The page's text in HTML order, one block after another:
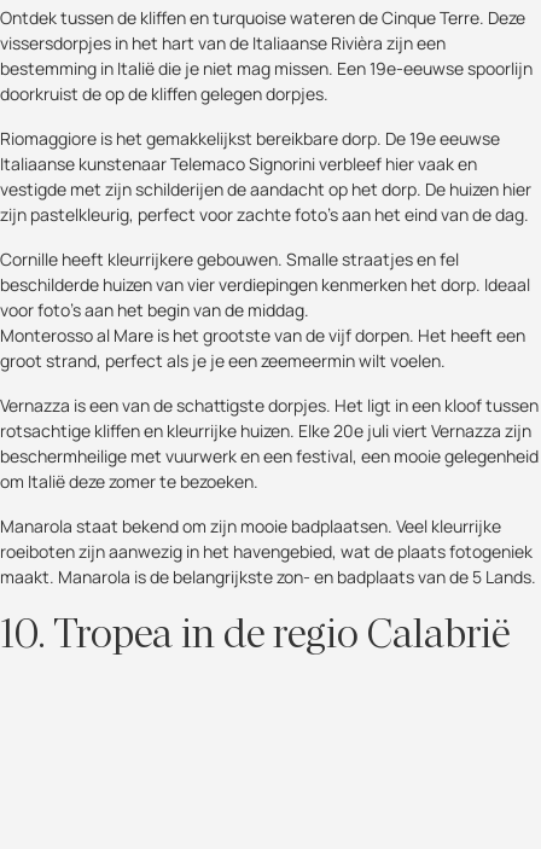
Ontdek tussen de kliffen en turquoise wateren de Cinque Terre. Deze
vissersdorpjes in het hart van de Italiaanse Rivièra zijn een
bestemming in Italië die je niet mag missen. Een 19e-eeuwse spoorlijn
doorkruist de op de kliffen gelegen dorpjes.
Riomaggiore is het gemakkelijkst bereikbare dorp. De 19e eeuwse
Italiaanse kunstenaar Telemaco Signorini verbleef hier vaak en
vestigde met zijn schilderijen de aandacht op het dorp. De huizen hier
zijn pastelkleurig, perfect voor zachte foto's aan het eind van de dag.
Cornille heeft kleurrijkere gebouwen. Smalle straatjes en fel
beschilderde huizen van vier verdiepingen kenmerken het dorp. Ideaal
voor foto's aan het begin van de middag.
Monterosso al Mare is het grootste van de vijf dorpen. Het heeft een
groot strand, perfect als je je een zeemeermin wilt voelen.
Vernazza is een van de schattigste dorpjes. Het ligt in een kloof tussen
rotsachtige kliffen en kleurrijke huizen. Elke 20e juli viert Vernazza zijn
beschermheilige met vuurwerk en een festival, een mooie gelegenheid
om Italië deze zomer te bezoeken.
Manarola staat bekend om zijn mooie badplaatsen. Veel kleurrijke
roeiboten zijn aanwezig in het havengebied, wat de plaats fotogeniek
maakt. Manarola is de belangrijkste zon- en badplaats van de 5 Lands.
10. Tropea in de regio Calabrië